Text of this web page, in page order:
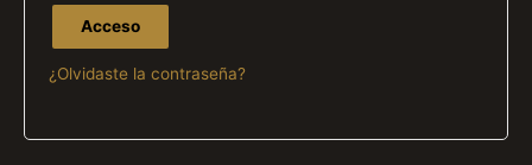
Acceso
¿Olvidaste la contraseña?